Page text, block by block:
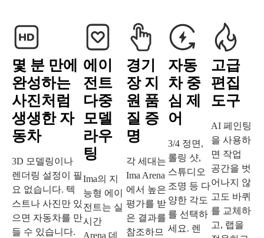
몇 분 만에
완성하는
사진처럼
생생한 자
동차
3D 모델링이나
렌더링 설정이 필
요 없습니다. 텍
스트나 사진만 있
으면 자동차를 만
들 수 있습니다.
에이
전트
다중
모델
라우
팅
Ima의 지
능형 에이
전트는 실
시간
Arena 데
경기
장 지
원 품
질 증
명
각 세대는
Ima Arena
에서 높은
평가를 받
은 결과를
참조하므
자동
차 중
심 제
어
3/4 정면,
롤링 샷,
스튜디오
조명 등 다
양한 각도
를 선택하
세요. 렌
고급
편집
도구
AI 페인팅
을 사용하
면 작업
공간을 벗
어나지 않
고도 바퀴
를 교체하
고, 랩을